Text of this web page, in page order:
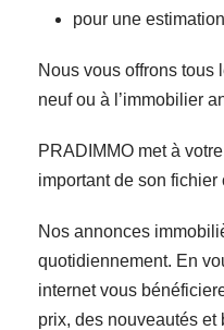
pour une
Nous vous offrons tous
neuf ou à l’immobilier
PRADIMMO met à
important de son fichier
Nos annonces
quotidiennement. En
internet vous
prix, des nouveautés